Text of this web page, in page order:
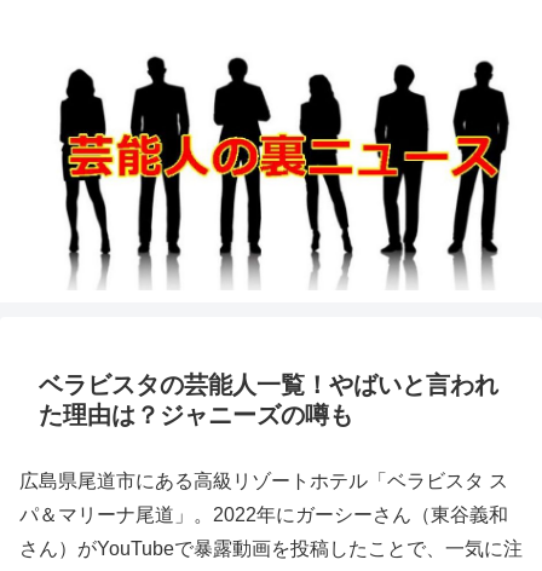
ベラビスタの芸能人一覧！やばいと言われ
た理由は？ジャニーズの噂も
広島県尾道市にある高級リゾートホテル「ベラビスタ ス
パ＆マリーナ尾道」。2022年にガーシーさん（東谷義和
さん）がYouTubeで暴露動画を投稿したことで、一気に注